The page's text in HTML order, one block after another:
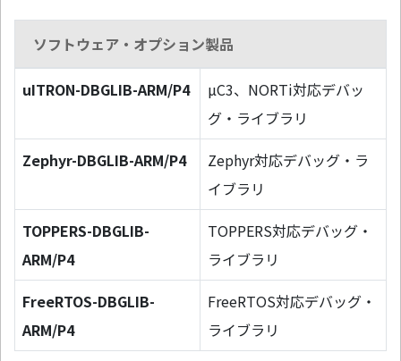
ソフトウェア・オプション製品
uITRON-DBGLIB-ARM/P4
µC3、NORTi対応デバッ
グ・ライブラリ
Zephyr-DBGLIB-ARM/P4
Zephyr対応デバッグ・ラ
イブラリ
TOPPERS-DBGLIB-
ARM/P4
TOPPERS対応デバッグ・
ライブラリ
FreeRTOS-DBGLIB-
ARM/P4
FreeRTOS対応デバッグ・
ライブラリ